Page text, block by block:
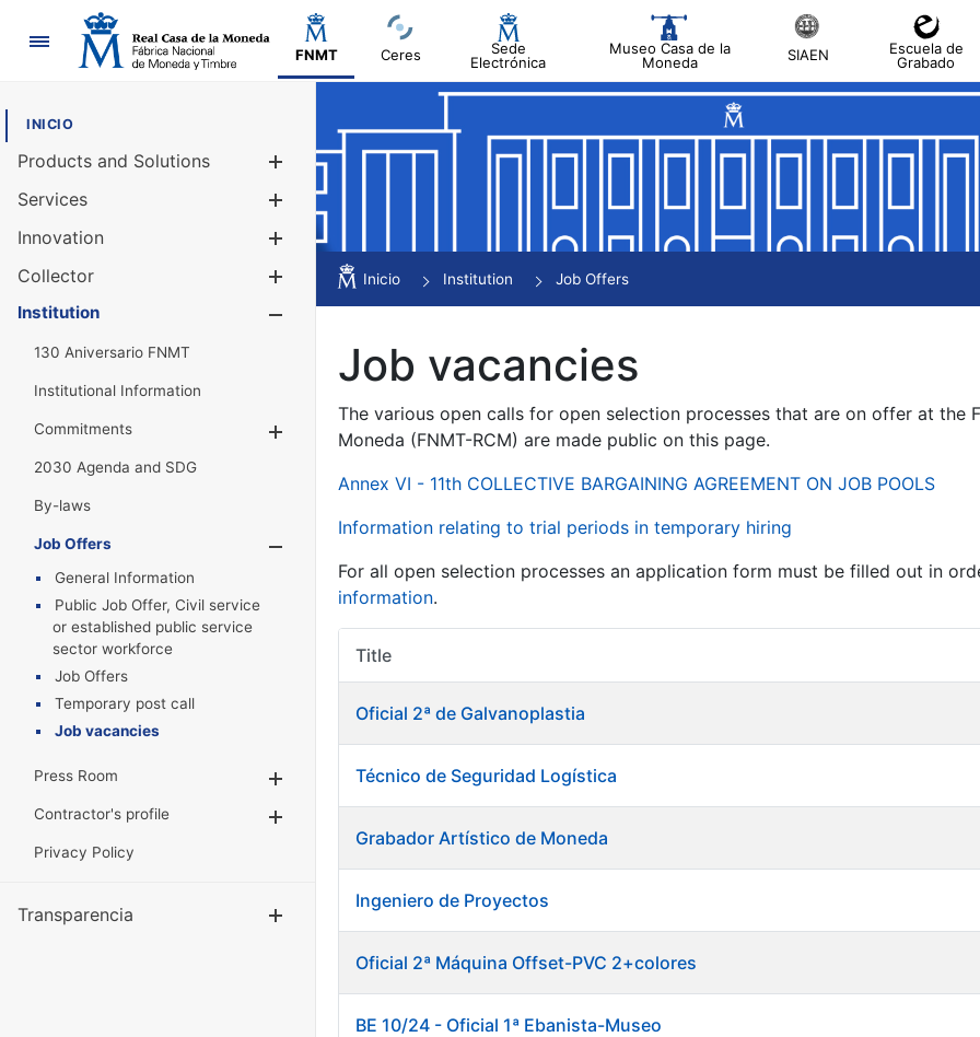
Navigation
FNMT Ceres
Sede
Electrónica
Museo Casa de la
Moneda
SIAEN
Escuela de
Grabado
INICIO
Products and Solutions
Services
Innovation
Collector
Show/Hide
Institution
130 Aniversario FNMT
Institutional Information
Commitments
Show/Hide
2030 Agenda and SDG
By-laws
Job Offers
General Information
Public Job Offer, Civil service
or established public service
sector workforce
Job Offers
Temporary post call
Job vacancies
Press Room
Show/Hide
Contractor's profile
Privacy Policy
Transparencia Show/Hide
Inicio Institution Job Offers
Job vacancies
The various open calls for open selection processes that are on offer at the
Moneda (FNMT-RCM) are made public on this page.
Annex VI - 11th COLLECTIVE BARGAINING AGREEMENT ON JOB POOLS
Information relating to trial periods in temporary hiring
For all open selection processes an application form must be filled out in
information.
Title
Oficial 2ª de Galvanoplastia
Técnico de Seguridad Logística
Grabador Artístico de Moneda
Ingeniero de Proyectos
Oficial 2ª Máquina Offset-PVC 2+colores
BE 10/24 - Oficial 1ª Ebanista-Museo